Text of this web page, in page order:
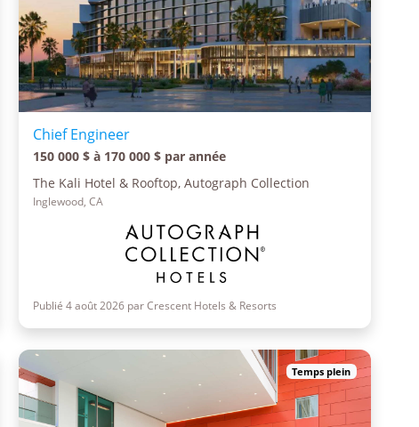
Chief Engineer
150 000 $ à 170 000 $ par année
The Kali Hotel & Rooftop, Autograph Collection
Inglewood, CA
Publié 4 août 2026 par Crescent Hotels & Resorts
Temps plein